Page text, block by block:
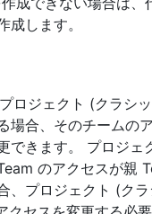
成します。
ロジェクト (クラシ
場合、そのチームの
できます。 プロジェ
のアクセスが親
、プロジェクト (ク